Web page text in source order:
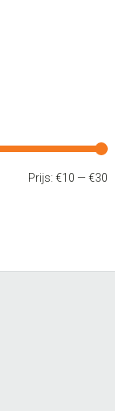
Prijs:€10 —€30